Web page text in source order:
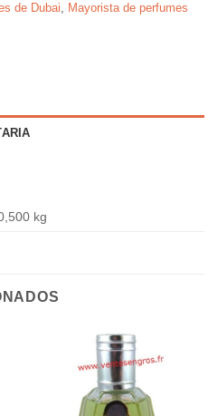
de Dubai, Mayorista de perfumes
kg